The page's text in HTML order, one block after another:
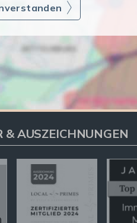
& AUSZEICHNUNGEN